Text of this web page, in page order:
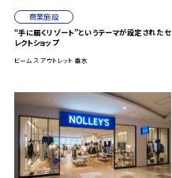
商業施設
“手に届くリゾート”というテーマが設定されたセ
レクトショップ
ビームス アウトレット 垂水